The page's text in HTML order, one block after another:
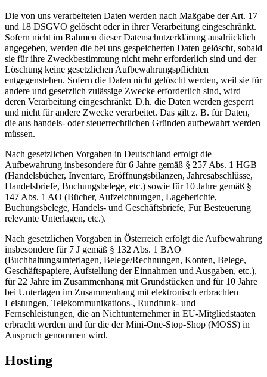
Die von uns verarbeiteten Daten werden nach Maßgabe der Art. 17
und 18 DSGVO gelöscht oder in ihrer Verarbeitung eingeschränkt.
Sofern nicht im Rahmen dieser Datenschutzerklärung ausdrücklich
angegeben, werden die bei uns gespeicherten Daten gelöscht, sobald
sie für ihre Zweckbestimmung nicht mehr erforderlich sind und der
Löschung keine gesetzlichen Aufbewahrungspflichten
entgegenstehen. Sofern die Daten nicht gelöscht werden, weil sie für
andere und gesetzlich zulässige Zwecke erforderlich sind, wird
deren Verarbeitung eingeschränkt. D.h. die Daten werden gesperrt
und nicht für andere Zwecke verarbeitet. Das gilt z. B. für Daten,
die aus handels- oder steuerrechtlichen Gründen aufbewahrt werden
müssen.
Nach gesetzlichen Vorgaben in Deutschland erfolgt die
Aufbewahrung insbesondere für 6 Jahre gemäß § 257 Abs. 1 HGB
(Handelsbücher, Inventare, Eröffnungsbilanzen, Jahresabschlüsse,
Handelsbriefe, Buchungsbelege, etc.) sowie für 10 Jahre gemäß §
147 Abs. 1 AO (Bücher, Aufzeichnungen, Lageberichte,
Buchungsbelege, Handels- und Geschäftsbriefe, Für Besteuerung
relevante Unterlagen, etc.).
Nach gesetzlichen Vorgaben in Österreich erfolgt die Aufbewahrung
insbesondere für 7 J gemäß § 132 Abs. 1 BAO
(Buchhaltungsunterlagen, Belege/Rechnungen, Konten, Belege,
Geschäftspapiere, Aufstellung der Einnahmen und Ausgaben, etc.),
für 22 Jahre im Zusammenhang mit Grundstücken und für 10 Jahre
bei Unterlagen im Zusammenhang mit elektronisch erbrachten
Leistungen, Telekommunikations-, Rundfunk- und
Fernsehleistungen, die an Nichtunternehmer in EU-Mitgliedstaaten
erbracht werden und für die der Mini-One-Stop-Shop (MOSS) in
Anspruch genommen wird.
Hosting